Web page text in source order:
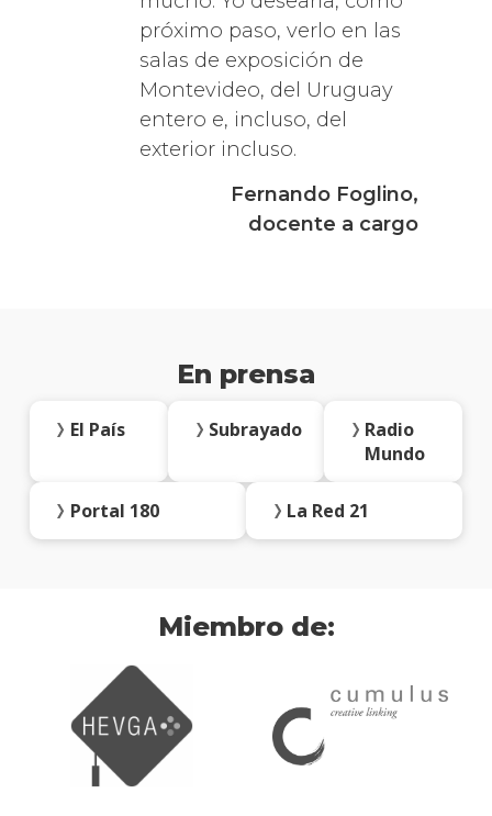
próximo paso, verlo en las
salas de exposición de
Montevideo, del Uruguay
entero e, incluso, del
exterior incluso.
Fernando Foglino,
docente a cargo
En prensa
El País Subrayado
Radio
Mundo
Portal 180 La Red 21
Miembro de: